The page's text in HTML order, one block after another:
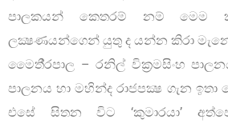
පාලකයන් කෙතරම් නම් මෙම
ලක්‍ෂණයන්ගෙන් යුතු ද යන්න කිරා
මෛතී‍්‍රපාල – රනිල් වික‍්‍රමසිංහ
පාලනය හා මහින්ද රාජපක්‍ෂ ගැන ඉතා
එසේ සිතන විට ‘කුමාරයා’